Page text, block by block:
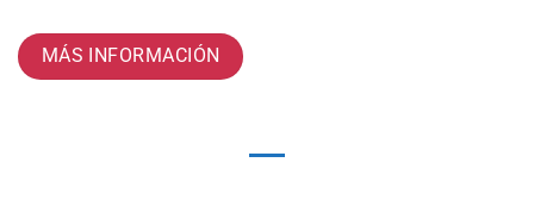
MÁS INFORMACIÓN